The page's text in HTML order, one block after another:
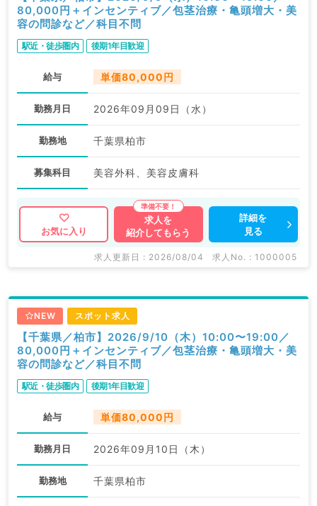
80,000円＋インセンティブ／包茎治療・亀頭増大・美
容の問診など／科目不問
駅近・徒歩圏内 後期1年目歓迎
給与 単価80,000円
勤務月日 2026年09月09日（水）
勤務地 千葉県柏市
募集科目 美容外科、美容皮膚科
お気に入り
求人を
紹介してもらう
詳細を
見る
求人更新日 : 2026/08/04 求人No. : 1000005
NEW スポット求人
【千葉県／柏市】2026/9/10（木）10:00〜19:00／
80,000円＋インセンティブ／包茎治療・亀頭増大・美
容の問診など／科目不問
駅近・徒歩圏内 後期1年目歓迎
給与 単価80,000円
勤務月日 2026年09月10日（木）
勤務地 千葉県柏市